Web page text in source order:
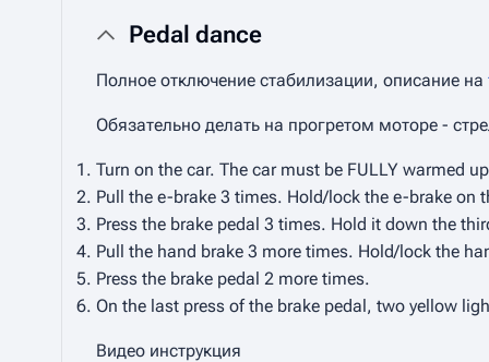
Pedal dance
Полное отключение стабилизации, описание на
Обязательно делать на прогретом моторе -
Turn on the car. The car must be FULLY warmed
Pull the e-brake 3 times. Hold/lock the e-brake on
Press the brake pedal 3 times. Hold it down the
Pull the hand brake 3 more times. Hold/lock the
Press the brake pedal 2 more times.
On the last press of the brake pedal, two yellow
Видео инструкция